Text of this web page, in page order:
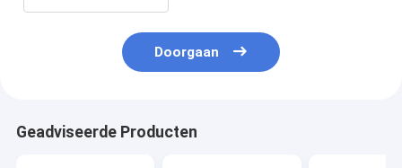
Doorgaan
Geadviseerde Producten